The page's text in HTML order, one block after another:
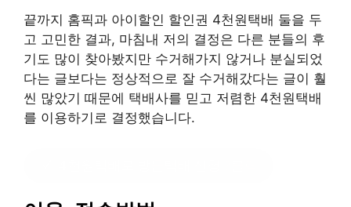
끝까지 홈픽과 아이할인 할인권 4천원택배 둘을 두
고 고민한 결과, 마침내 저의 결정은 다른 분들의 후
기도 많이 찾아봤지만 수거해가지 않거나 분실되었
다는 글보다는 정상적으로 잘 수거해갔다는 글이 훨
씬 많았기 때문에 택배사를 믿고 저렴한 4천원택배
를 이용하기로 결정했습니다.